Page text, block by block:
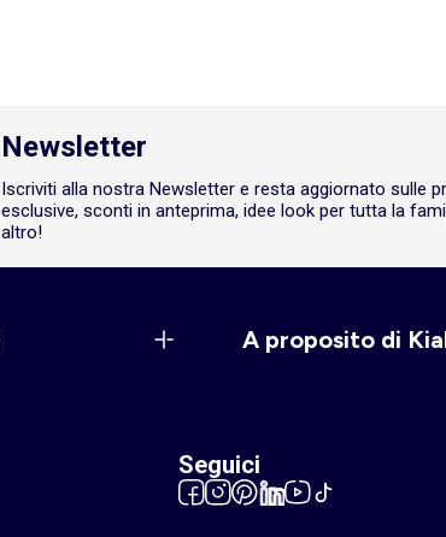
Newsletter
Iscriviti alla nostra Newsletter e resta aggiornato sulle
esclusive, sconti in anteprima, idee look per tutta la
altro!
A proposito di
Seguici